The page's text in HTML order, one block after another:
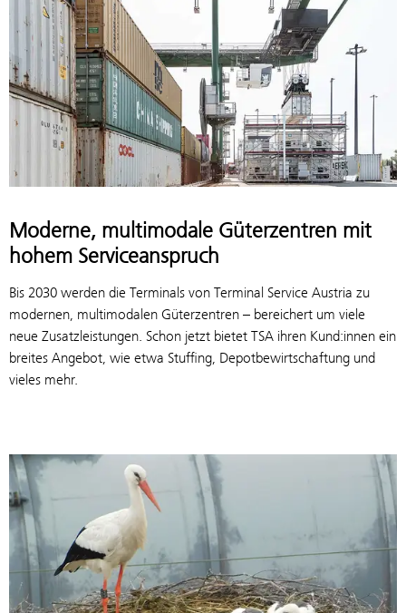
Moderne, multi­modale Güter­zentren mit
hohem Service­anspruch
Bis 2030 werden die Terminals von Terminal Service Austria zu
modernen, multimodalen Güterzentren – bereichert um viele
neue Zusatzleistungen. Schon jetzt bietet TSA ihren Kund:innen ein
breites Angebot, wie etwa Stuffing, Depotbewirtschaftung und
vieles mehr.